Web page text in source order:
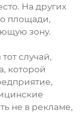
На других
площади,
зону.
случай,
которой
не в рекламе,